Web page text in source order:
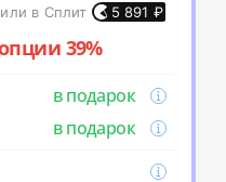
или в Сплит
5 891 ₽
39%
в подарок
в подарок